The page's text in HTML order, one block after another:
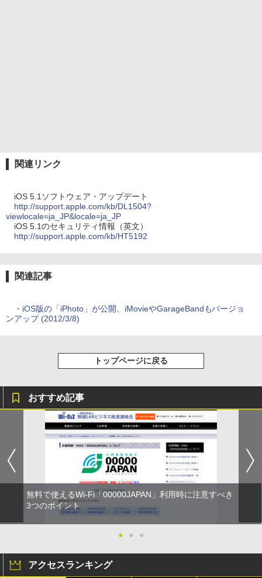
関連リンク
iOS 5.1ソフトウェア・アップデート
http://support.apple.com/kb/DL1504?
viewlocale=ja_JP&locale=ja_JP
iOS 5.1のセキュリティ情報（英文）
http://support.apple.com/kb/HT5192
関連記事
・ iOS版の「iPhoto」が公開、iMovieやGarageBandもバージョ
ンアップ (2012/3/8)
トップページに戻る
おすすめ記事
無料で使えるWi-Fi「00000JAPAN」利用時に注意すべき
3つのポイント
● ● ●
アクセスランキング